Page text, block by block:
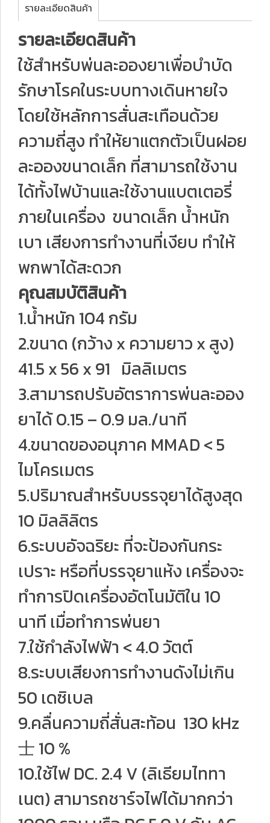
รายละเอียดสินค้า
รายละเอียดสินค้า
ใช้สำหรับพ่นละอองยาเพื่อบำบัด
รักษาโรคในระบบทางเดินหายใจ
โดยใช้หลักการสั่นสะเทือนด้วย
ความถี่สูง ทำให้ยาแตกตัวเป็นฝอย
ละอองขนาดเล็ก ที่สามารถใช้งาน
ได้ทั้งไฟบ้านและใช้งานแบตเตอรี่
ภายในเครื่อง ขนาดเล็ก น้ำหนัก
เบา เสียงการทำงานที่เงียบ ทำให้
พกพาได้สะดวก
คุณสมบัติสินค้า
1.น้ำหนัก 104 กรัม
2.ขนาด (กว้าง x ความยาว x สูง)
41.5 x 56 x 91 มิลลิเมตร
3.สามารถปรับอัตราการพ่นละออง
ยาได้ 0.15 – 0.9 มล./นาที
4.ขนาดของอนุภาค MMAD < 5
ไมโครเมตร
5.ปริมาณสำหรับบรรจุยาได้สูงสุด
10 มิลลิลิตร
6.ระบบอัจฉริยะ ที่จะป้องกันกระ
เปราะ หรือที่บรรจุยาแห้ง เครื่องจะ
ทำการปิดเครื่องอัตโนมัติใน 10
นาที เมื่อทำการพ่นยา
7.ใช้กำลังไฟฟ้า < 4.0 วัตต์
8.ระบบเสียงการทำงานดังไม่เกิน
50 เดซิเบล
9.คลื่นความถี่สั่นสะท้อน 130 kHz
士 10 %
10.ใช้ไฟ DC. 2.4 V (ลิเธียมไททา
เนต) สามารถชาร์จไฟได้มากกว่า